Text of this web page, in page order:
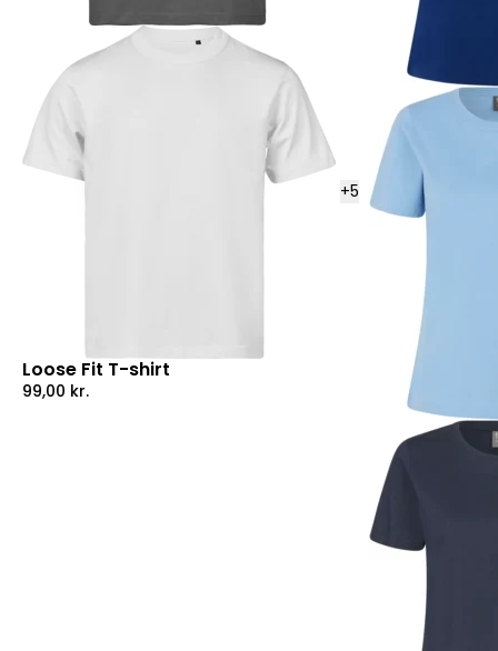
+5
Loose Fit T-shirt
99,00 kr.